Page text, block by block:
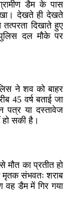
डैम के पास
देखते ही देखते
दिखाते हुए
पुलिस दल मौके पर
ने शव को बाहर
45 वर्ष बताई जा
पत्र या दस्तावेज
सकी है।
मौत का प्रतीत हो
मृतक संभवतः शराब
डैम में गिर गया